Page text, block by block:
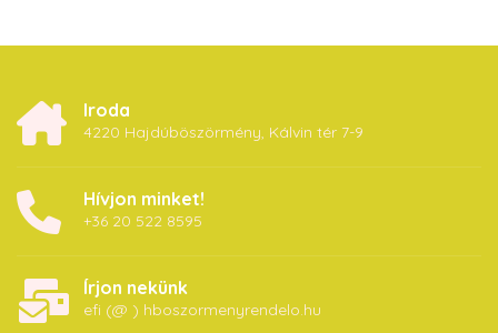
Iroda
4220 Hajdúböszörmény, Kálvin tér 7-9
Hívjon minket!
+36 20 522 8595
Írjon nekünk
efi (@ ) hboszormenyrendelo.hu